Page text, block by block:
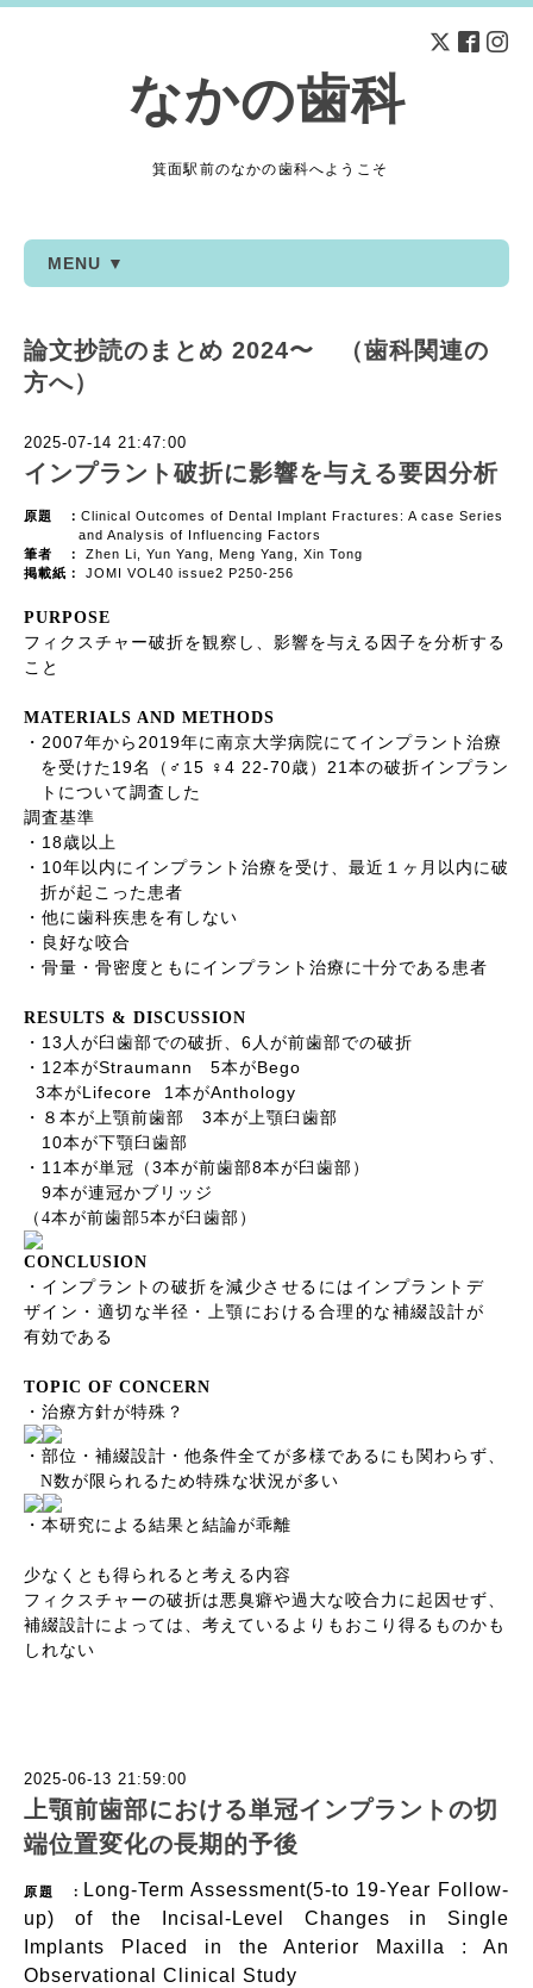
なかの歯科
箕面駅前のなかの歯科へようこそ
MENU ▼
論文抄読のまとめ 2024〜 （歯科関連の
方へ）
2025-07-14 21:47:00
インプラント破折に影響を与える要因分析
原題 ： Clinical Outcomes of Dental Implant Fractures: A case Series
and Analysis of Influencing Factors
筆者 ： Zhen Li, Yun Yang, Meng Yang, Xin Tong
掲載紙：
JOMI VOL40 issue2 P250-256
PURPOSE
フィクスチャー破折を観察し、影響を与える因子を分析する
こと
MATERIALS AND METHODS
・ 2007年から 2019年に南京大学病院にてインプラント治療
を受けた 19名（ ♂ 15 ♀ 4 22-70歳） 21 本の破折インプラン
トについて調査した
調査基準
・ 18歳以上
・ 10年以内にインプラント治療を受け、最近１ヶ月以内に破
折が起こった患者
・他に歯科疾患を有しない
・良好な咬合
・骨量・骨密度ともにインプラント治療に十分である患者
RESULTS & DISCUSSION
・ 13 人が臼歯部での破折、 6 人が前歯部での破折
・ 12本がStraumann 5本がBego
3本がLifecore 1 本がAnthology
・８本が上顎前歯部 3本が上顎臼歯部
10本が下顎臼歯部
・ 11 本が単冠（ 3本が前歯部8本が臼歯部）
9本が連冠かブリッジ
（ 4本が前歯部5本が臼歯部）
CONCLUSION
・インプラントの破折を減少させるにはインプラントデ
ザイン・適切な半径・上顎における合理的な補綴設計が
有効である
TOPIC OF CONCERN
・治療方針が特殊？
・部位・補綴設計・他条件全てが多様であるにも関わらず、
N数が限られるため特殊な状況が多い
・本研究による結果と結論が乖離
少なくとも得られると考える内容
フィクスチャーの破折は悪臭癖や過大な咬合力に起因せず、
補綴設計によっては、考えているよりもおこり得るものかも
しれない
2025-06-13 21:59:00
上顎前歯部における単冠インプラントの切
端位置変化の長期的予後
原題 ：
Long-Term Assessment(5-to 19-Year Follow-
up) of the Incisal-Level Changes in Single
Implants Placed in the Anterior Maxilla : An
Observational Clinical Study